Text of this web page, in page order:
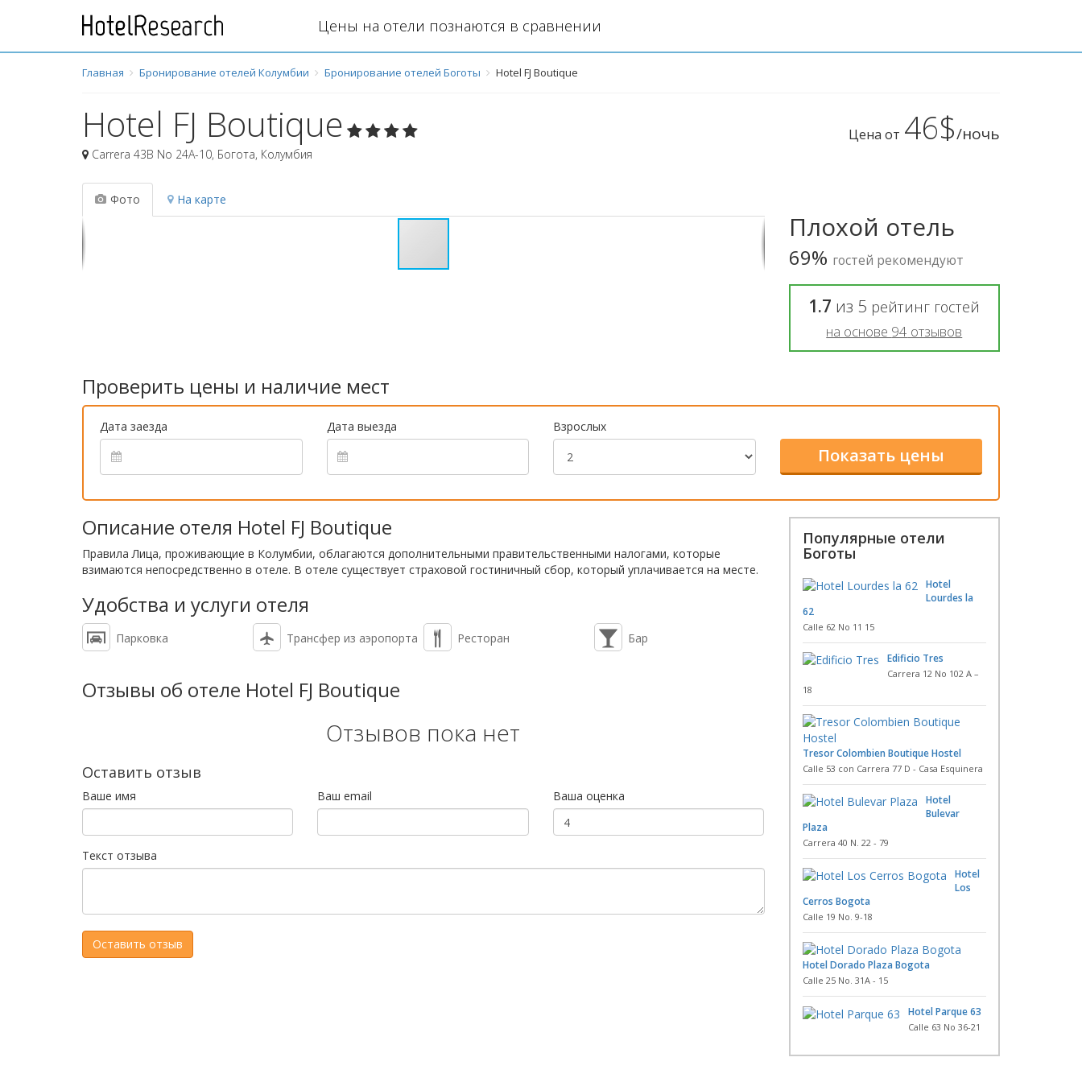
Цены на отели познаются в сравнении
Главная Бронирование отелей Колумбии Бронирование отелей Боготы Hotel FJ Boutique
Hotel FJ Boutique
Carrera 43B No 24A-10, Богота, Колумбия
Цена от 46$/ночь
Фото На карте
Плохой отель
69% гостей рекомендуют
1.7 из 5 рейтинг гостей
на основе 94 отзывов
Проверить цены и наличие мест
Дата заезда Дата выезда Взрослых
Описание отеля Hotel FJ Boutique
Правила Лица, проживающие в Колумбии, облагаются дополнительными правительственными налогами, которые
взимаются непосредственно в отеле. В отеле существует страховой гостиничный сбор, который уплачивается на месте.
Удобства и услуги отеля
Парковка Трансфер из аэропорта Ресторан Бар
Отзывы об отеле Hotel FJ Boutique
Отзывов пока нет
Оставить отзыв
Ваше имя Ваш email Ваша оценка
Текст отзыва
Популярные отели
Боготы
Hotel
Lourdes la
62
Calle 62 No 11 15
Edificio Tres
Carrera 12 No 102 A –
18
Tresor Colombien Boutique Hostel
Calle 53 con Carrera 77 D - Casa Esquinera
Hotel
Bulevar
Plaza
Carrera 40 N. 22 - 79
Hotel
Los
Cerros Bogota
Calle 19 No. 9-18
Hotel Dorado Plaza Bogota
Calle 25 No. 31A - 15
Hotel Parque 63
Calle 63 No 36-21